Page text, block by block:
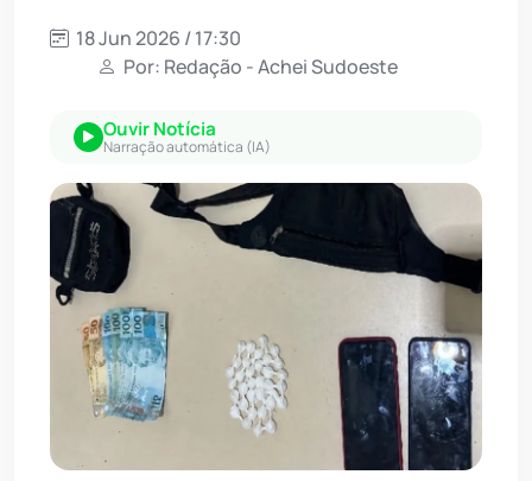
18 Jun 2026 / 17:30
Por: Redação - Achei Sudoeste
Ouvir Notícia
Narração automática (IA)